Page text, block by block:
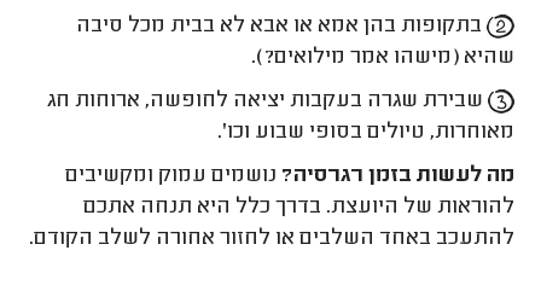
בתקופות בהן אמא או אבא לא בבית מכל סיבה
שהיא (מישהו אמר מילואים?).
שבירת שגרה בעקבות יציאה לחופשה, ארוחות חג
מאוחרות, טיולים בסופי שבוע וכו'.
מה לעשות בזמן רגרסיה? נושמים עמוק ומקשיבים
להוראות של היועצת. בדרך כלל היא תנחה אתכם
להתעכב באחד השלבים או לחזור אחורה לשלב הקודם.